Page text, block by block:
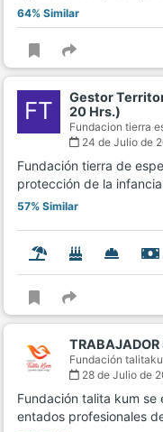
64% Similar
FT
Gestor
20 Hrs.)
Fundacion tierra
24 de Julio de
Fundación tierra de
protección de la
57% Similar
TRABAJADOR
Fundación
28 de Julio de
Fundación talita kum
entados profesionales